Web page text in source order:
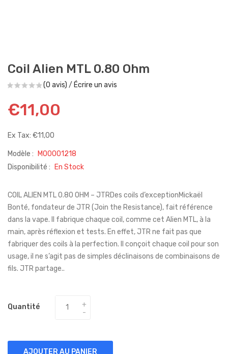
Coil Alien MTL 0.80 Ohm
(0 avis) / Écrire un avis
€11,00
Ex Tax: €11,00
Modèle :
M00001218
Disponibilité :
En Stock
COIL ALIEN MTL 0.80 OHM – JTRDes coils d’exceptionMickaël
Bonté, fondateur de JTR (Join the Resistance), fait référence
dans la vape. Il fabrique chaque coil, comme cet Alien MTL, à la
main, après réflexion et tests. En effet, JTR ne fait pas que
fabriquer des coils à la perfection. Il conçoit chaque coil pour son
usage, il ne s’agit pas de simples déclinaisons de combinaisons de
fils. JTR partage..
Quantité
AJOUTER AU PANIER